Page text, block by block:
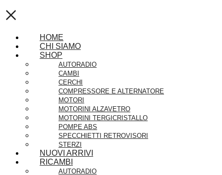
×
HOME
CHI SIAMO
SHOP
AUTORADIO
CAMBI
CERCHI
COMPRESSORE E ALTERNATORE
MOTORI
MOTORINI ALZAVETRO
MOTORINI TERGICRISTALLO
POMPE ABS
SPECCHIETTI RETROVISORI
STERZI
NUOVI ARRIVI
RICAMBI
AUTORADIO